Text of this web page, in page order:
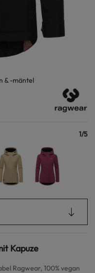
& -mäntel
1/5
Kapuze
Ragwear, 100% vegan